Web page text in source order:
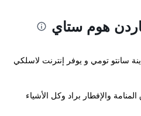
هوم ستاي
سانتو تومي و يوفر إنترنت لاسلكي
والإفطار براد وكل الأشياء